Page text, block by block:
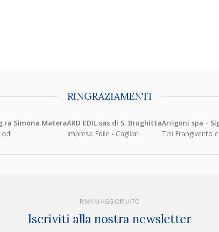
RINGRAZIAMENTI
MateraARD EDIL sas di S. Brughitta
Impresa Edile - Cagliari
Arrigoni spa - Sig.ra
Teli Frangivento e
RIMANI AGGIORNATO
Iscriviti alla nostra newsletter